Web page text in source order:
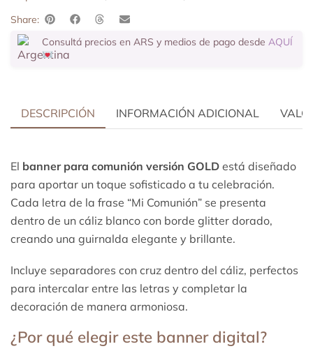
Share:
Consultá precios en ARS y medios de pago desde AQUÍ
DESCRIPCIÓN INFORMACIÓN ADICIONAL
El banner para comunión versión GOLD está diseñado
para aportar un toque sofisticado a tu celebración.
Cada letra de la frase “Mi Comunión” se presenta
dentro de un cáliz blanco con borde glitter dorado,
creando una guirnalda elegante y brillante.
Incluye separadores con cruz dentro del cáliz, perfectos
para intercalar entre las letras y completar la
decoración de manera armoniosa.
¿Por qué elegir este banner digital?